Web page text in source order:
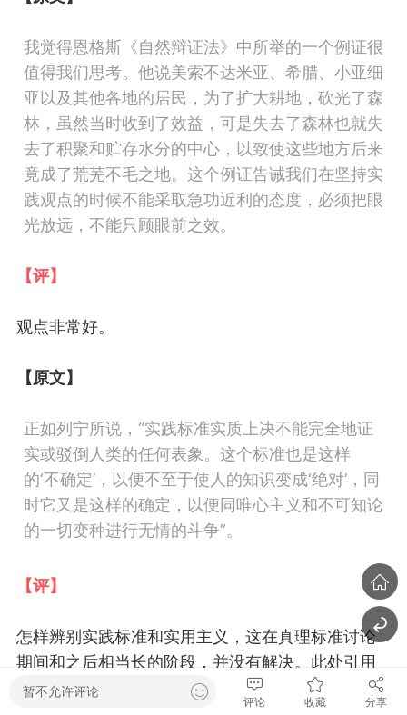
我觉得恩格斯《自然辩证法》中所举的一个例证很
值得我们思考。他说美索不达米亚、希腊、小亚细
亚以及其他各地的居民，为了扩大耕地，砍光了森
林，虽然当时收到了效益，可是失去了森林也就失
去了积聚和贮存水分的中心，以致使这些地方后来
竟成了荒芜不毛之地。这个例证告诫我们在坚持实
践观点的时候不能采取急功近利的态度，必须把眼
光放远，不能只顾眼前之效。
【评】
观点非常好。
【原文】
正如列宁所说，“实践标准实质上决不能完全地证
实或驳倒人类的任何表象。这个标准也是这样
的‘不确定’，以便不至于使人的知识变成‘绝对’，同
时它又是这样的确定，以便同唯心主义和不可知论
的一切变种进行无情的斗争”。
【评】
怎样辨别 实践标准和实用主义 ， 这在真理标准讨论
期间和之后相当长的阶段 ， 并没有解决。 此处引用
了列宁首次提出 实践标准“确定”和“ 确定”的
著名
暂不允许评论
评论 收藏 分享